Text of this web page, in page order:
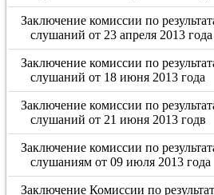
Заключение комиссии по
слушаний от 23 апреля 2013 года
Заключение комиссии по
слушаний от 18 июня 2013 года
Заключение комиссии по
слушаний от 21 июня 2013 годв
Заключение комиссии по
слушаниям от 09 июля 2013 года
Заключение Комиссии по